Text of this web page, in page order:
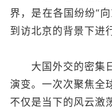
界，是在各国纷纷“
到访北京的背景下进
大国外交的密集日
演变。一次次聚焦全
不仅是当下的风云激